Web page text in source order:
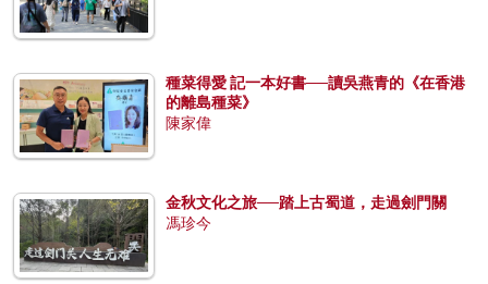
種菜得愛 記一本好書──讀吳燕青的《在香港
的離島種菜》
陳家偉
金秋文化之旅──踏上古蜀道，走過劍門關
馮珍今